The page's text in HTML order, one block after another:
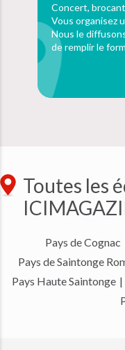
Concert,
Vous organisez
Nous le
de remplir le
Toutes les
Pays de Cognac
Pays de Saintonge
Pays Haute Saintonge |